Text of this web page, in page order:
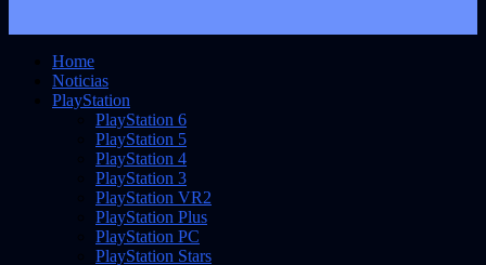
Home
Noticias
PlayStation
PlayStation 6
PlayStation 5
PlayStation 4
PlayStation 3
PlayStation VR2
PlayStation Plus
PlayStation PC
PlayStation Stars